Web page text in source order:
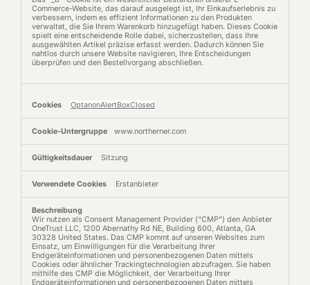
Commerce-Website, das darauf ausgelegt ist, Ihr Einkaufserlebnis zu
verbessern, indem es effizient Informationen zu den Produkten
verwaltet, die Sie Ihrem Warenkorb hinzugefügt haben. Dieses Cookie
spielt eine entscheidende Rolle dabei, sicherzustellen, dass Ihre
ausgewählten Artikel präzise erfasst werden. Dadurch können Sie
nahtlos durch unsere Website navigieren, Ihre Entscheidungen
überprüfen und den Bestellvorgang abschließen.
OptanonAlertBoxClosed
www.northerner.com
Sitzung
Erstanbieter
Wir nutzen als Consent Management Provider (“CMP”) den Anbieter
OneTrust LLC, 1200 Abernathy Rd NE, Building 600, Atlanta, GA
30328 United States. Das CMP kommt auf unseren Websites zum
Einsatz, um Einwilligungen für die Verarbeitung Ihrer
Endgeräteinformationen und personenbezogenen Daten mittels
Cookies oder ähnlicher Trackingtechnologien abzufragen. Sie haben
mithilfe des CMP die Möglichkeit, der Verarbeitung Ihrer
Endgeräteinformationen und personenbezogenen Daten mittels